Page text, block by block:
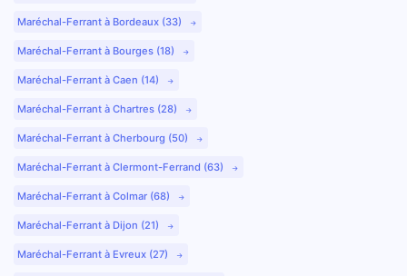
Maréchal-Ferrant à Bordeaux (33)
Maréchal-Ferrant à Bourges (18)
Maréchal-Ferrant à Caen (14)
Maréchal-Ferrant à Chartres (28)
Maréchal-Ferrant à Cherbourg (50)
Maréchal-Ferrant à Clermont-Ferrand (63)
Maréchal-Ferrant à Colmar (68)
Maréchal-Ferrant à Dijon (21)
Maréchal-Ferrant à Evreux (27)